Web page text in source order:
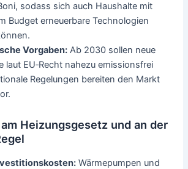
sodass sich auch Haushalte mit
Budget erneuerbare Technologien
Vorgaben: Ab 2030 sollen neue
laut EU‑Recht nahezu emissionsfrei
Regelungen bereiten den Markt
Heizungsgesetz und an der
Wärmepumpen und